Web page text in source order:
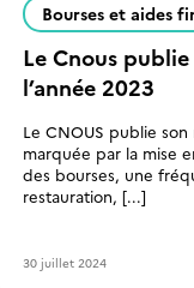
Le Cnous
l’année 2023
Bourses et aides
Le CNOUS publie
marquée par la mise
des bourses, une
restauration, [...]
30 juillet 2024